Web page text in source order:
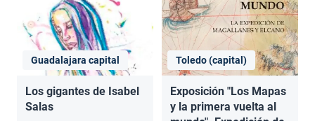
Guadalajara capital
Los gigantes de Isabel
Salas
Toledo (capital)
Exposición "Los Mapas
y la primera vuelta al